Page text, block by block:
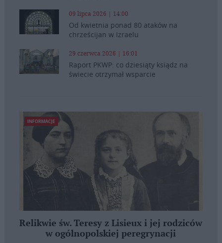
09 lipca 2026 | 14:00
Od kwietnia ponad 80 ataków na
chrześcijan w Izraelu
29 czerwca 2026 | 16:01
Raport PKWP: co dziesiąty ksiądz na
świecie otrzymał wsparcie
INFORMACJE
Relikwie św. Teresy z Lisieux i jej rodziców
w ogólnopolskiej peregrynacji